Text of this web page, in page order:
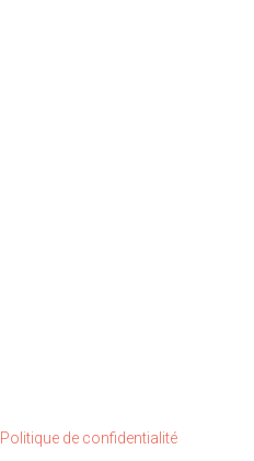
Politique de confidentialité